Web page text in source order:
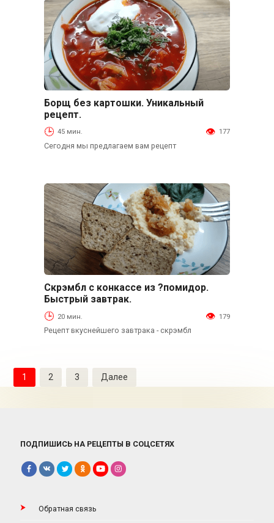
Основные блюда
Борщ без картошки. Уникальный
рецепт.
45 мин. 177
Сегодня мы предлагаем вам рецепт
Основные блюда
Скрэмбл с конкассе из ?помидор.
Быстрый завтрак.
20 мин. 179
Рецепт вкуснейшего завтрака - скрэмбл
Пагинация
записей
1 2 3 Далее
ПОДПИШИСЬ НА РЕЦЕПТЫ В СОЦСЕТЯХ
Обратная связь